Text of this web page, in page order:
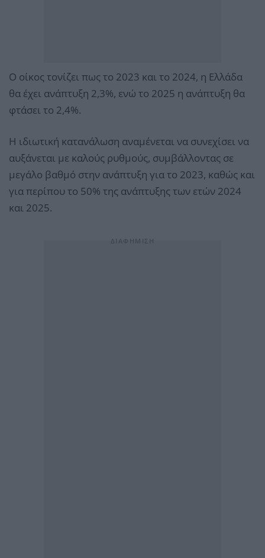
Ο οίκος τονίζει πως το 2023 και το 2024, η Ελλάδα
θα έχει ανάπτυξη 2,3%, ενώ το 2025 η ανάπτυξη θα
φτάσει το 2,4%.
Η ιδιωτική κατανάλωση αναμένεται να συνεχίσει να
αυξάνεται με καλούς ρυθμούς, συμβάλλοντας σε
μεγάλο βαθμό στην ανάπτυξη για το 2023, καθώς και
για περίπου το 50% της ανάπτυξης των ετών 2024
και 2025.